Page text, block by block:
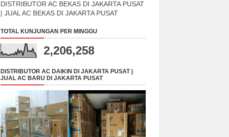
DISTRIBUTOR AC BEKAS DI JAKARTA PUSAT
| JUAL AC BEKAS DI JAKARTA PUSAT
TOTAL KUNJUNGAN PER MINGGU
2,206,258
DISTRIBUTOR AC DAIKIN DI JAKARTA PUSAT |
JUAL AC BARU DI JAKARTA PUSAT